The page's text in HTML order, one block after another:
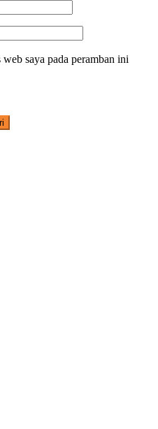
saya pada peramban ini